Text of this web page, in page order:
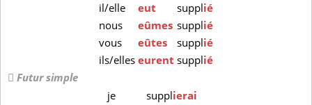
il/elle
eut supplié
nous
eûmes supplié
vous
eûtes supplié
ils/elleseurent supplié
Futur simple
je
supplierai